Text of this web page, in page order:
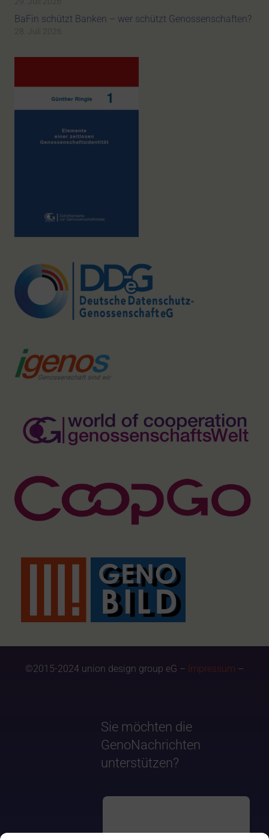
BaFin schützt Banken – wer schützt Genossenschaften?
28. Juli 2026
©2015-2024 union design group eG – Impressum –
Sie möchten die
GenoNachrichten
unterstützen?